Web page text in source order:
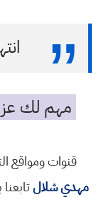
مهم لك
قنوات ومواقع
مهدي شلال